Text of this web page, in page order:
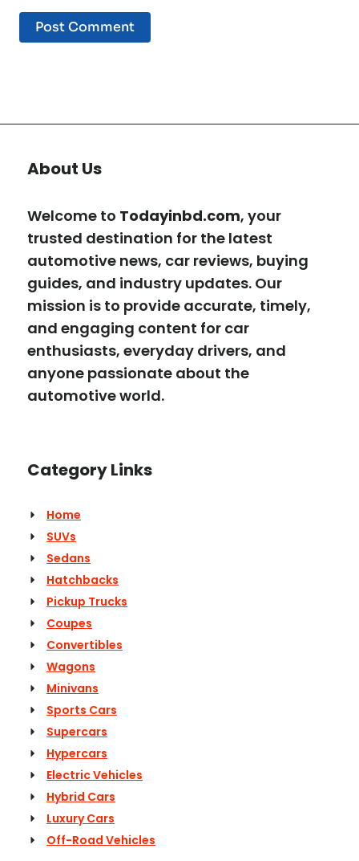
About Us
Welcome to Todayinbd.com, your
trusted destination for the latest
automotive news, car reviews, buying
guides, and industry updates. Our
mission is to provide accurate, timely,
and engaging content for car
enthusiasts, everyday drivers, and
anyone passionate about the
automotive world.
Category Links
Home
SUVs
Sedans
Hatchbacks
Pickup Trucks
Coupes
Convertibles
Wagons
Minivans
Sports Cars
Supercars
Hypercars
Electric Vehicles
Hybrid Cars
Luxury Cars
Off-Road Vehicles